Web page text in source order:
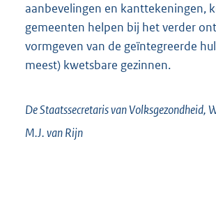
aanbevelingen en kanttekeningen,
gemeenten helpen bij het verder
vormgeven van de geïntegreerde
meest) kwetsbare gezinnen.
De Staatssecretaris van Volksgezondheid,
M.J. vanRijn